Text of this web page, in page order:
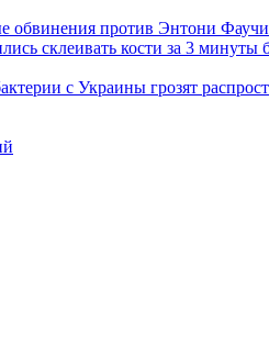
обвинения против Энтони Фаучи